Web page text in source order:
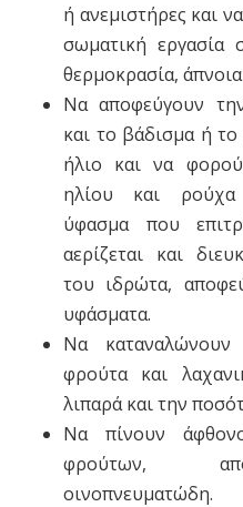
ή ανεμιστήρες και
σωματική
θερμοκρασία,
Να αποφεύγουν
και το βάδισμα ή
ήλιο και να
ηλίου και
ύφασμα που
αερίζεται και
του ιδρώτα,
υφάσματα.
Να
φρούτα και
λιπαρά και την
Να πίνουν
φρούτων,
οινοπνευματώδη.